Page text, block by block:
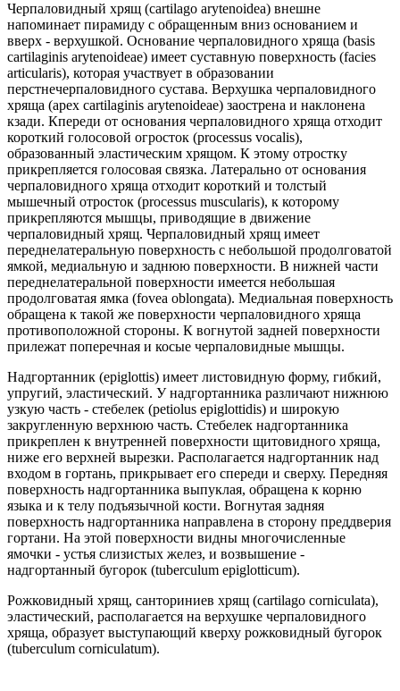
Черпаловидный хрящ (cartilago arytenoidea) внешне
напоминает пирамиду с обращенным вниз основанием и
вверх - верхушкой. Основание черпаловидного хряща (basis
cartilaginis arytenoideae) имеет суставную поверхность (facies
articularis), которая участвует в образовании
перстнечерпаловидного сустава. Верхушка черпаловидного
хряща (apex cartilaginis arytenoideae) заострена и наклонена
кзади. Кпереди от основания черпаловидного хряща отходит
короткий голосовой огросток (processus vocalis),
образованный эластическим хрящом. К этому отростку
прикрепляется голосовая связка. Латерально от основания
черпаловидного хряща отходит короткий и толстый
мышечный отросток (processus muscularis), к которому
прикрепляются мышцы, приводящие в движение
черпаловидный хрящ. Черпаловидный хрящ имеет
переднелатеральную поверхность с небольшой продолговатой
ямкой, медиальную и заднюю поверхности. В нижней части
переднелатеральной поверхности имеется небольшая
продолговатая ямка (fovea oblongata). Медиальная поверхность
обращена к такой же поверхности черпаловидного хряща
противоположной стороны. К вогнутой задней поверхности
прилежат поперечная и косые черпаловидные мышцы.
Надгортанник (epiglottis) имеет листовидную форму, гибкий,
упругий, эластический. У надгортанника различают нижнюю
узкую часть - стебелек (petiolus epiglottidis) и широкую
закругленную верхнюю часть. Стебелек надгортанника
прикреплен к внутренней поверхности щитовидного хряща,
ниже его верхней вырезки. Располагается надгортанник над
входом в гортань, прикрывает его спереди и сверху. Передняя
поверхность надгортанника выпуклая, обращена к корню
языка и к телу подъязычной кости. Вогнутая задняя
поверхность надгортанника направлена в сторону преддверия
гортани. На этой поверхности видны многочисленные
ямочки - устья слизистых желез, и возвышение -
надгортанный бугорок (tuberculum epiglotticum).
Рожковидный хрящ, санториниев хрящ (cartilago corniculata),
эластический, располагается на верхушке черпаловидного
хряща, образует выступающий кверху рожковидный бугорок
(tuberculum corniculatum).